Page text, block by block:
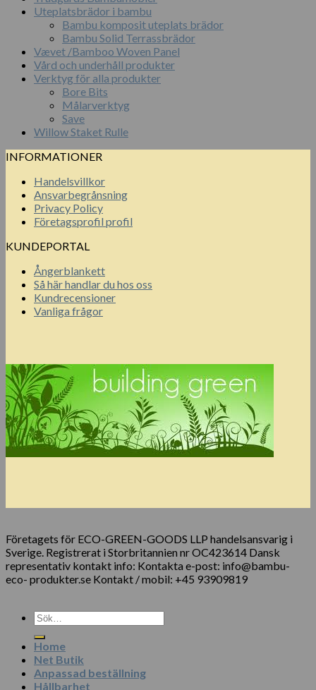
Uteplatsbrädor i bambu
Bambu komposit uteplats brädor
Bambu Solid Terrassbrädor
Vævet /Bamboo Woven Panel
Vård och underhåll produkter
Verktyg för alla produkter
Bore Bits
Målarverktyg
Save
Willow Staket Rulle
INFORMATIONER
Handelsvillkor
Ansvarbegrånsning
Privacy Policy
Företagsprofil profil
KUNDEPORTAL
Ångerblankett
Så här handlar du hos oss
Kundrecensioner
Vanliga frågor
Företagets för ECO-GREEN-GOODS LLP handelsansvarig i
Sverige. Registrerat i Storbritannien nr OC423614 Dansk
representativ kontakt info: Kontakta e-post: info@bambu-
eco- produkter.se Kontakt / mobil: +45 93909819
Sök
efter:
Home
Net Butik
Anpassad beställning
Hållbarhet